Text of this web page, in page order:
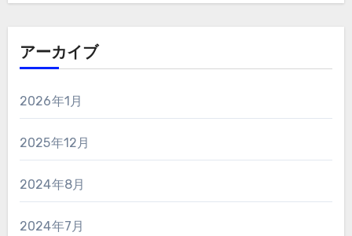
アーカイブ
2026年1月
2025年12月
2024年8月
2024年7月